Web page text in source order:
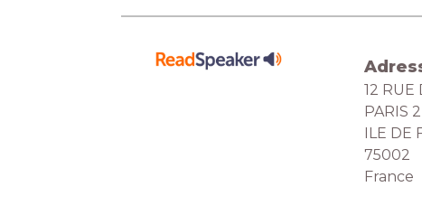
12 RUE
PARIS 2
ILE DE
75002
France